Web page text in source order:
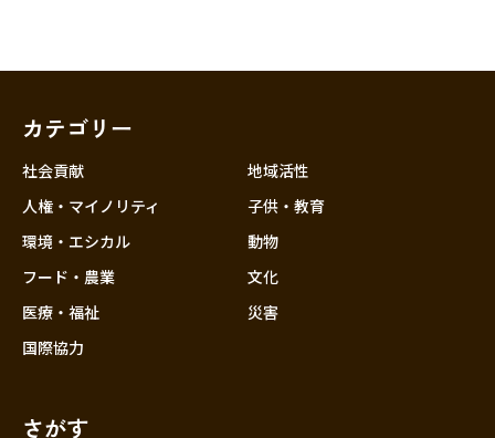
カテゴリー
社会貢献
人権・マイノリティ
環境・エシカル
フード・農業
医療・福祉
国際協力
地域活性
子供・教育
動物
文化
災害
さがす